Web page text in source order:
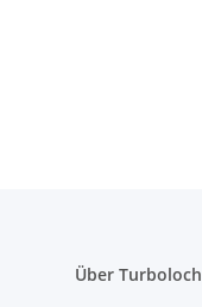
Über Turboloch